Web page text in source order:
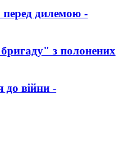
перед дилемою -
з полонених
до війни -